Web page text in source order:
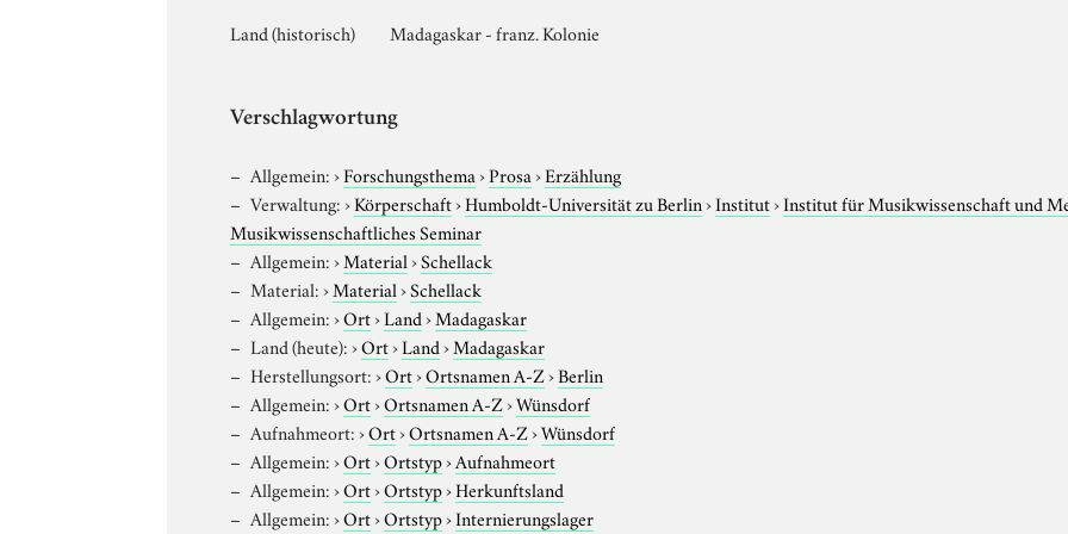
Land (historisch) Madagaskar - franz. Kolonie
Verschlagwortung
Allgemein:›Forschungsthema›Prosa›Erzählung
Verwaltung:›Körperschaft›Humboldt-Universität zu Berlin›Institut›Institut für Musikwissenschaft und
Musikwissenschaftliches Seminar
Allgemein:›Material›Schellack
Material:›Material›Schellack
Allgemein:›Ort›Land›Madagaskar
Land (heute):›Ort›Land›Madagaskar
Herstellungsort:›Ort›Ortsnamen A-Z›Berlin
Allgemein:›Ort›Ortsnamen A-Z›Wünsdorf
Aufnahmeort:›Ort›Ortsnamen A-Z›Wünsdorf
Allgemein:›Ort›Ortstyp›Aufnahmeort
Allgemein:›Ort›Ortstyp›Herkunftsland
Allgemein:›Ort›Ortstyp›Internierungslager